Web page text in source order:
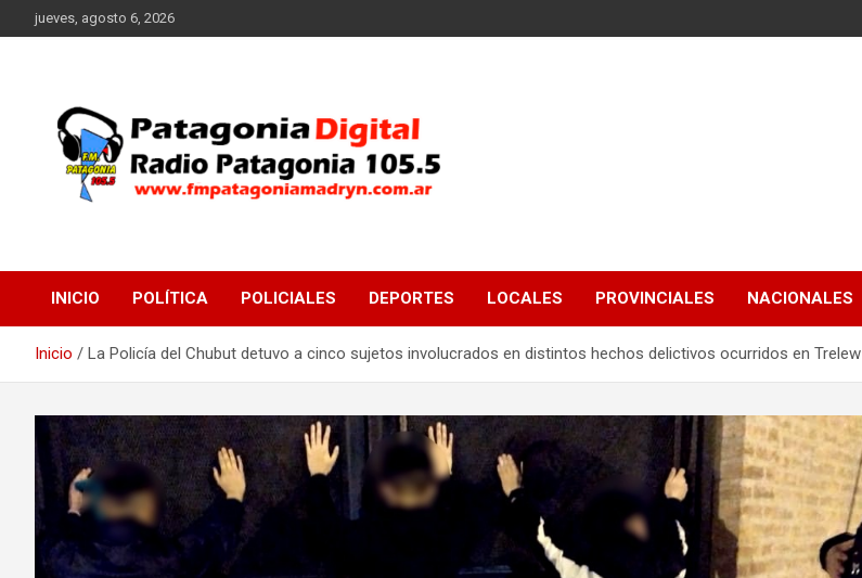
Saltar
al
jueves, agosto 6, 2026
FM Patagonia Madryn
INICIO POLÍTICA POLICIALES DEPORTES LOCALES PROVINCIALES NACIONALES
Inicio La Policía del Chubut detuvo a cinco sujetos involucrados en distintos hechos delictivos ocurridos en Trelew